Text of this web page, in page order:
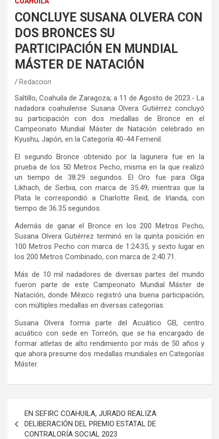
CONCLUYE SUSANA OLVERA CON
DOS BRONCES SU
PARTICIPACIÓN EN MUNDIAL
MÁSTER DE NATACIÓN
Redaccion
Saltillo, Coahuila de Zaragoza; a 11 de Agosto de 2023.- La
nadadora coahuilense Susana Olvera Gutiérrez concluyó
su participación con dos medallas de Bronce en el
Campeonato Mundial Máster de Natación celebrado en
Kyushu, Japón, en la Categoría 40-44 Femenil.
El segundo Bronce obtenido por la lagunera fue en la
prueba de los 50 Metros Pecho, misma en la que realizó
un tiempo de 38.29 segundos. El Oro fue para Olga
Likhach, de Serbia, con marca de 35.49; mientras que la
Plata le correspondió a Charlotte Reid, de Irlanda, con
tiempo de 36.35 segundos.
Además de ganar el Bronce en los 200 Metros Pecho,
Susana Olvera Gutiérrez terminó en la quinta posición en
100 Metros Pecho con marca de 1:24.35, y sexto lugar en
los 200 Metros Combinado, con marca de 2:40.71.
Más de 10 mil nadadores de diversas partes del mundo
fueron parte de este Campeonato Mundial Máster de
Natación, donde México registró una buena participación,
con múltiples medallas en diversas categorías.
Susana Olvera forma parte del Acuático GB, centro
acuático con sede en Torreón, que se ha encargado de
formar atletas de alto rendimiento por más de 50 años y
que ahora presume dos medallas mundiales en Categorías
Máster.
de
EN SEFIRC COAHUILA, JURADO REALIZA
DELIBERACIÓN DEL PREMIO ESTATAL DE
CONTRALORÍA SOCIAL 2023